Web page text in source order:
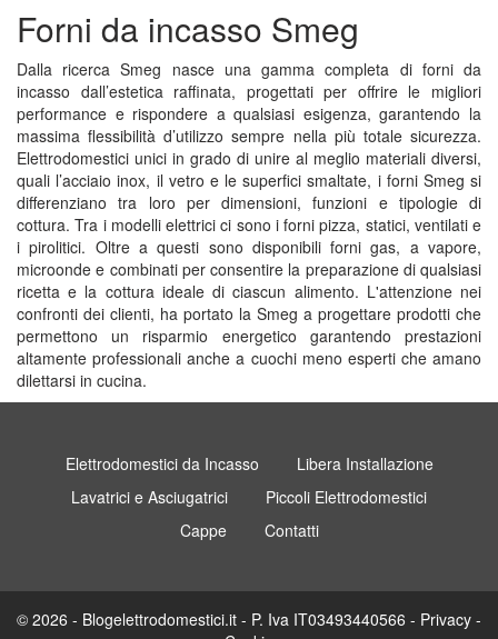
Forni da incasso Smeg
Dalla ricerca Smeg nasce una gamma completa di forni da
incasso dall’estetica raffinata, progettati per offrire le migliori
performance e rispondere a qualsiasi esigenza, garantendo la
massima flessibilità d’utilizzo sempre nella più totale sicurezza.
Elettrodomestici unici in grado di unire al meglio materiali diversi,
quali l’acciaio inox, il vetro e le superfici smaltate, i forni Smeg si
differenziano tra loro per dimensioni, funzioni e tipologie di
cottura. Tra i modelli elettrici ci sono i forni pizza, statici, ventilati e
i pirolitici. Oltre a questi sono disponibili forni gas, a vapore,
microonde e combinati per consentire la preparazione di qualsiasi
ricetta e la cottura ideale di ciascun alimento. L'attenzione nei
confronti dei clienti, ha portato la Smeg a progettare prodotti che
permettono un risparmio energetico garantendo prestazioni
altamente professionali anche a cuochi meno esperti che amano
dilettarsi in cucina.
Elettrodomestici da Incasso
Libera Installazione
Lavatrici e Asciugatrici
Piccoli Elettrodomestici
Cappe
Contatti
© 2026 - Blogelettrodomestici.it - P. Iva IT03493440566 - Privacy -